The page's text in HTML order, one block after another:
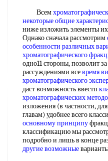
Всем
некоторые общие
ниже изложить элементы их
Однако сначала рассмотрим
особенности различных
хроматографического
одно11 стороны, позволит
рассуждениями всевремя
хроматографического
даст возможность ввестп
хроматографических
изложения (в частности,
главам) удобнее всего
основному принципу
классификацию мы
подробно и лишь в конце
другие возможные